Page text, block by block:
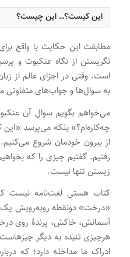
این کیست؟… این چیست؟
مطابقت این حکایت با واقع
نگریستن از نگاه عنکبوت و
است. وقتی در اجزای عالم از
به سوال‌ها و جواب‌های متفاوتی
می‌خواهم بگویم سوال آن
چه‌کاره‌ام؟» بلکه می‌پرسد
از بیرون خودمان شروع
رفتیم. گفتیم چیزی را که
زیستن تنها نیست.
کتاب هستی لغت‌نامه نیست
«درخت» دونقطه روبه‌رویش
آسمانش، خاکش، پرندۀ روی
هرچیزی تنیده به دیگر چیزهاست.
ادراک ما مداخله دارد؛ که